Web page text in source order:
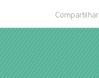
Compartilhar